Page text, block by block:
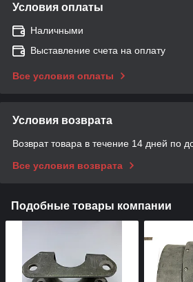
Условия оплаты
Наличными
Выставление счета на оплату
Все условия оплаты
Условия возврата
Возврат товара в течение 14 дней по
Все условия возврата
Подобные товары компании